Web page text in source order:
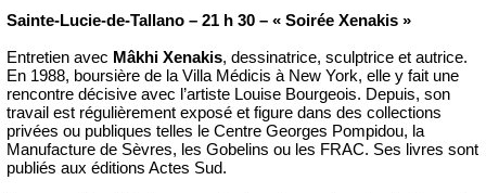
Sainte-Lucie-de-Tallano – 21 h 30 – « Soirée Xenakis »
Entretien avec Mâkhi Xenakis, dessinatrice, sculptrice et autrice.
En 1988, boursière de la Villa Médicis à New York, elle y fait une
rencontre décisive avec l’artiste Louise Bourgeois. Depuis, son
travail est régulièrement exposé et figure dans des collections
privées ou publiques telles le Centre Georges Pompidou, la
Manufacture de Sèvres, les Gobelins ou les FRAC. Ses livres sont
publiés aux éditions Actes Sud.